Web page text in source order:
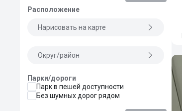
Расположение
Нарисовать на карте
Округ/район
Парки/дороги
Парк в пешей доступности
Без шумных дорог рядом